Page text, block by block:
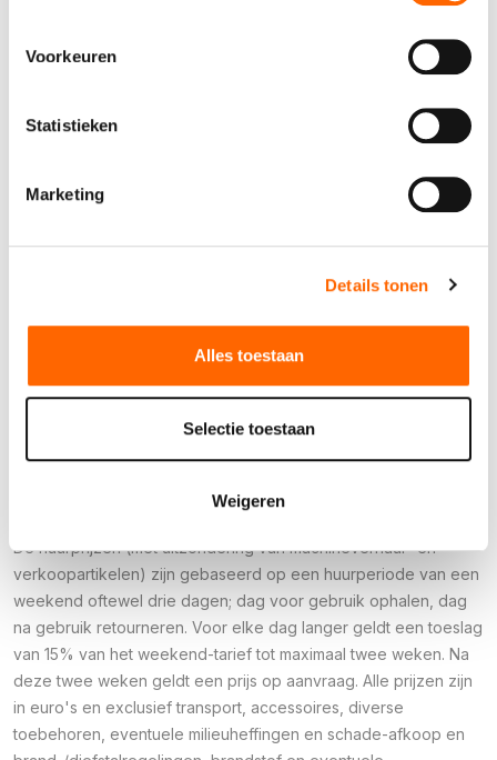
Voorkeuren
Statistieken
Marketing
Details tonen
Alles toestaan
Selectie toestaan
Weigeren
Lengte
1
De huurprijzen (met uitzondering van machineverhuur- en
verkoopartikelen) zijn gebaseerd op een huurperiode van een
weekend oftewel drie dagen; dag voor gebruik ophalen, dag
na gebruik retourneren. Voor elke dag langer geldt een toeslag
van 15% van het weekend-tarief tot maximaal twee weken. Na
deze twee weken geldt een prijs op aanvraag. Alle prijzen zijn
in euro's en exclusief transport, accessoires, diverse
toebehoren, eventuele milieuheffingen en schade-afkoop en